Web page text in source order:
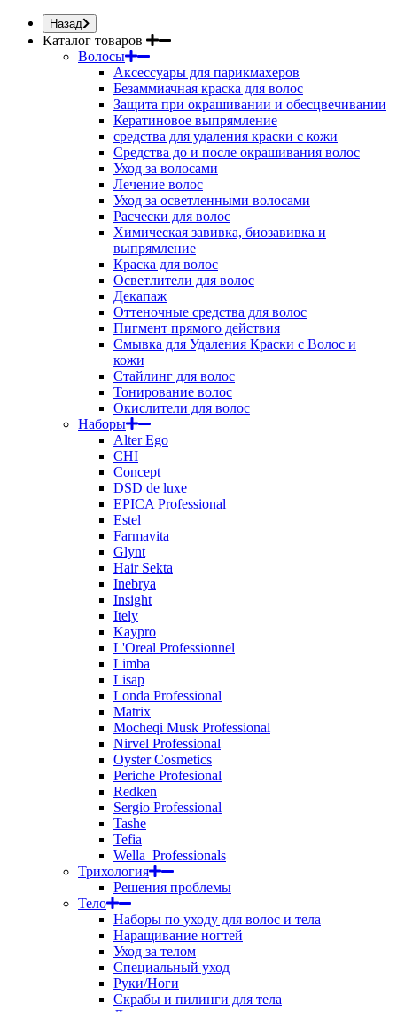
Назад
Каталог товаров
Волосы
Аксессуары для парикмахеров
Безаммиачная краска для волос
Защита при окрашивании и обесцвечивании
Кератиновое выпрямление
средства для удаления краски с кожи
Средства до и после окрашивания волос
Уход за волосами
Лечение волос
Уход за осветленными волосами
Расчески для волос
Химическая завивка, биозавивка и
выпрямление
Краска для волос
Осветлители для волос
Декапаж
Оттеночные средства для волос
Пигмент прямого действия
Смывка для Удаления Краски с Волос и
кожи
Стайлинг для волос
Тонирование волос
Окислители для волос
Наборы
Alter Ego
CHI
Concept
DSD de luxe
EPICA Professional
Estel
Farmavita
Glynt
Hair Sekta
Inebrya
Insight
Itely
Kaypro
L'Oreal Professionnel
Limba
Lisap
Londa Professional
Matrix
Mocheqi Musk Professional
Nirvel Professional
Oyster Cosmetics
Periche Profesional
Redken
Sergio Professional
Tashe
Tefia
Wella_Professionals
Трихология
Решения проблемы
Тело
Наборы по уходу для волос и тела
Наращивание ногтей
Уход за телом
Специальный уход
Руки/Ноги
Скрабы и пилинги для тела